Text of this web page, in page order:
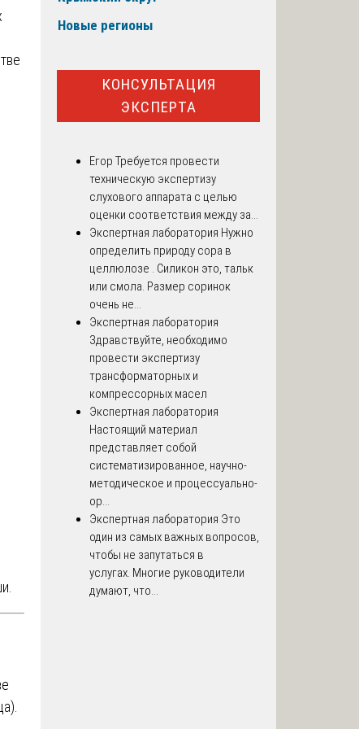
Новые регионы
КОНСУЛЬТАЦИЯ
ЭКСПЕРТА
Егор Требуется провести
техническую экспертизу
слухового аппарата с целью
оценки соответствия между за...
Экспертная лаборатория Нужно
определить природу сора в
целлюлозе . Силикон это, тальк
или смола. Размер соринок
очень не...
Экспертная лаборатория
Здравствуйте, необходимо
провести экспертизу
трансформаторных и
компрессорных масел
Экспертная лаборатория
Настоящий материал
представляет собой
систематизированное, научно-
методическое и процессуально-
ор...
Экспертная лаборатория Это
один из самых важных вопросов,
чтобы не запутаться в
услугах. Многие руководители
думают, что...